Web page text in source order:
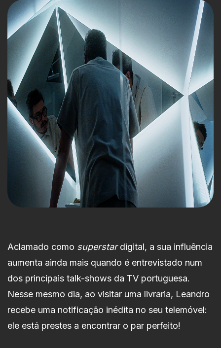
Aclamado como superstardigital, a sua influência
aumenta ainda mais quando é entrevistado num
dos principais talk-shows da TV portuguesa.
Nesse mesmo dia, ao visitar uma livraria, Leandro
recebe uma notificação inédita no seu telemóvel:
ele está prestes a encontrar o par perfeito!